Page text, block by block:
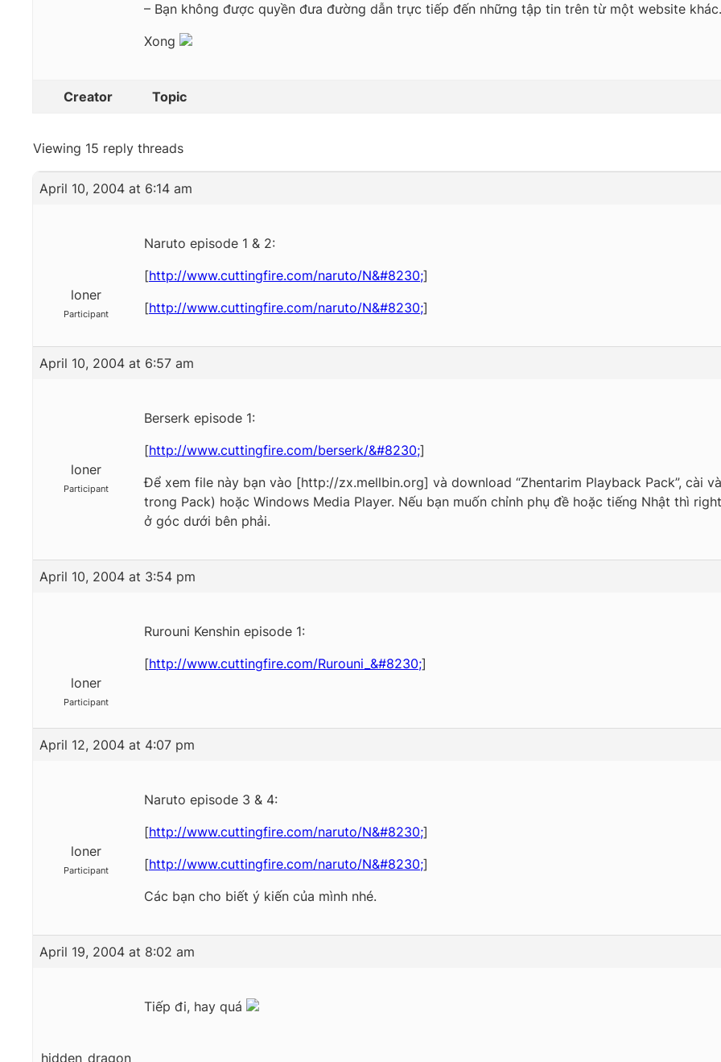
– Bạn không được quyền đưa đường dẫn trực tiếp đến những tập tin trên từ một website khác.
Xong
Creator Topic
Viewing 15 reply threads
April 10, 2004 at 6:14 am
loner
Participant
Naruto episode 1 & 2:
[http://www.cuttingfire.com/naruto/N&#8230;]
[http://www.cuttingfire.com/naruto/N&#8230;]
April 10, 2004 at 6:57 am
loner
Participant
Berserk episode 1:
[http://www.cuttingfire.com/berserk/&#8230;]
Để xem file này bạn vào [http://zx.mellbin.org] và download “Zhentarim Playback Pack”, cài
trong Pack) hoặc Windows Media Player. Nếu bạn muốn chỉnh phụ đề hoặc tiếng Nhật thì
ở góc dưới bên phải.
April 10, 2004 at 3:54 pm
loner
Participant
Rurouni Kenshin episode 1:
[http://www.cuttingfire.com/Rurouni_&#8230;]
April 12, 2004 at 4:07 pm
loner
Participant
Naruto episode 3 & 4:
[http://www.cuttingfire.com/naruto/N&#8230;]
[http://www.cuttingfire.com/naruto/N&#8230;]
Các bạn cho biết ý kiến của mình nhé.
April 19, 2004 at 8:02 am
hidden_dragon
Tiếp đi, hay quá